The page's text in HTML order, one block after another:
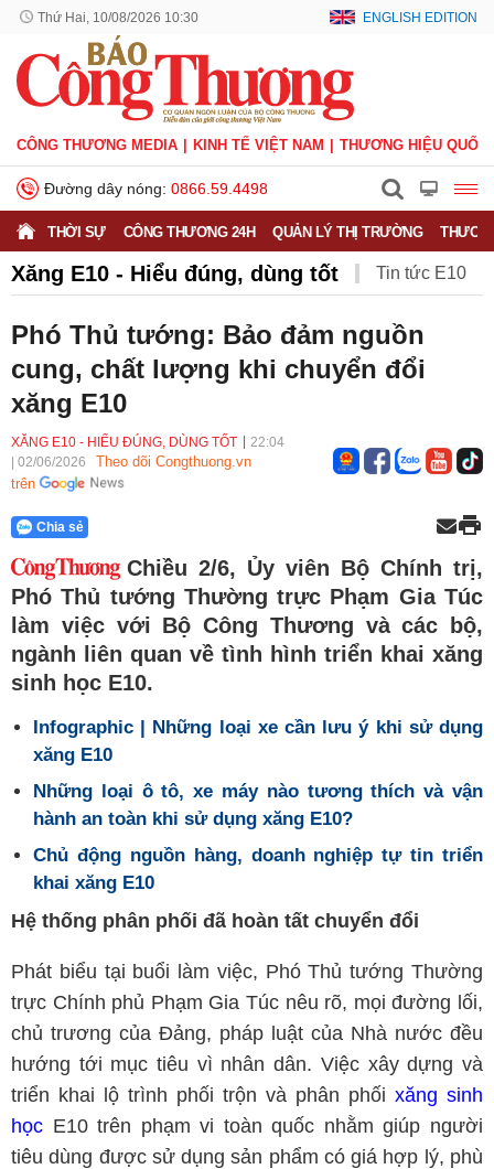
Thứ Hai, 10/08/2026 10:30 ENGLISH EDITION
CÔNG THƯƠNG MEDIA KINH TẾ VIỆT NAM THƯƠNG HIỆU QUỐC
Đường dây nóng: 0866.59.4498
THỜI SỰ CÔNG THƯƠNG 24H QUẢN LÝ THỊ TRƯỜNG
Xăng E10 - Hiểu đúng, dùng tốt Tin tức E10
Doanh nghiệp xăng dầu Multimedia
Chủ trương - chính sách
Phó Thủ tướng: Bảo đảm nguồn
cung, chất lượng khi chuyển đổi
xăng E10
XĂNG E10 - HIỂU ĐÚNG, DÙNG TỐT
22:04
02/06/2026
Theo dõi Congthuong.vn
trên
Chia sẻ
Chiều 2/6, Ủy viên Bộ Chính trị,
Phó Thủ tướng Thường trực Phạm Gia Túc
làm việc với Bộ Công Thương và các bộ,
ngành liên quan về tình hình triển khai xăng
sinh học E10.
Infographic | Những loại xe cần lưu ý khi sử dụng
xăng E10
Những loại ô tô, xe máy nào tương thích và vận
hành an toàn khi sử dụng xăng E10?
Chủ động nguồn hàng, doanh nghiệp tự tin triển
khai xăng E10
Hệ thống phân phối đã hoàn tất chuyển đổi
Phát biểu tại buổi làm việc, Phó Thủ tướng Thường
trực Chính phủ Phạm Gia Túc nêu rõ, mọi đường lối,
chủ trương của Đảng, pháp luật của Nhà nước đều
hướng tới mục tiêu vì nhân dân. Việc xây dựng và
triển khai lộ trình phối trộn và phân phối xăng sinh
học E10 trên phạm vi toàn quốc nhằm giúp người
tiêu dùng được sử dụng sản phẩm có giá hợp lý, phù